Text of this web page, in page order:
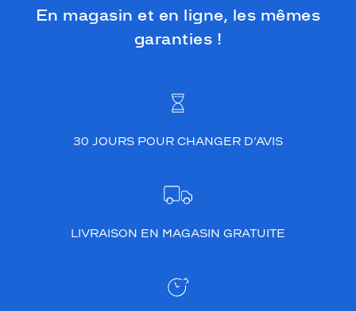
En magasin et en ligne, les mêmes
garanties !
30 JOURS POUR CHANGER D’AVIS
LIVRAISON EN MAGASIN GRATUITE